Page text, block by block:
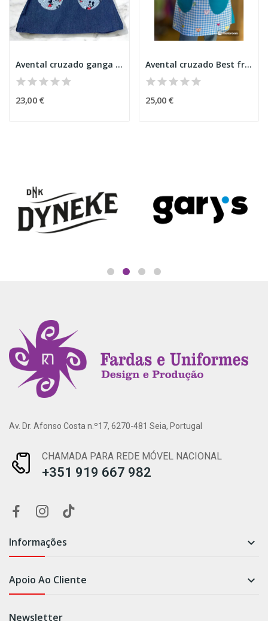
Avental cruzado ganga Mickey
23,00 €
Avental cruzado Best friends
25,00 €
Av. Dr. Afonso Costa n.º17, 6270-481 Seia, Portugal
CHAMADA PARA REDE MÓVEL NACIONAL
+351 919 667 982
Informações 
Apoio Ao Cliente 
Newsletter